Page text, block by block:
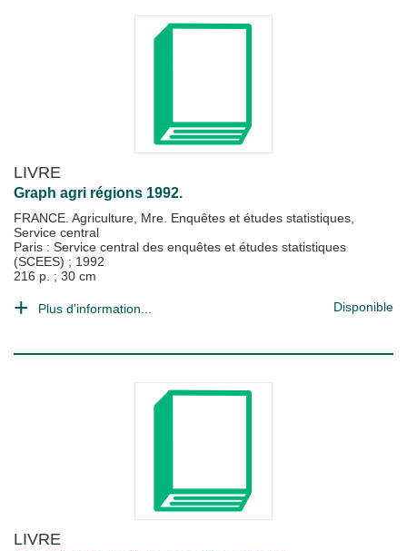
LIVRE
Graph agri régions 1992.
FRANCE. Agriculture, Mre. Enquêtes et études statistiques,
Service central
Paris : Service central des enquêtes et études statistiques
(SCEES) ; 1992
216 p. ; 30 cm
Plus d'information... Disponible
LIVRE